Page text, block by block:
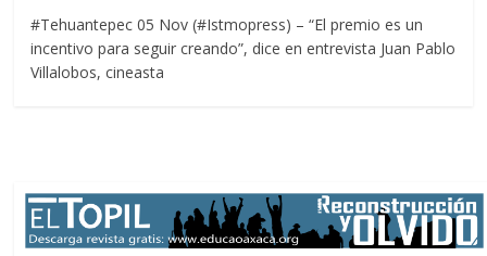
#Tehuantepec 05 Nov (#Istmopress) – “El premio es un
incentivo para seguir creando”, dice en entrevista Juan Pablo
Villalobos, cineasta